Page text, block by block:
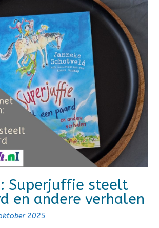
Superjuffie steelt
en andere verhalen
2025